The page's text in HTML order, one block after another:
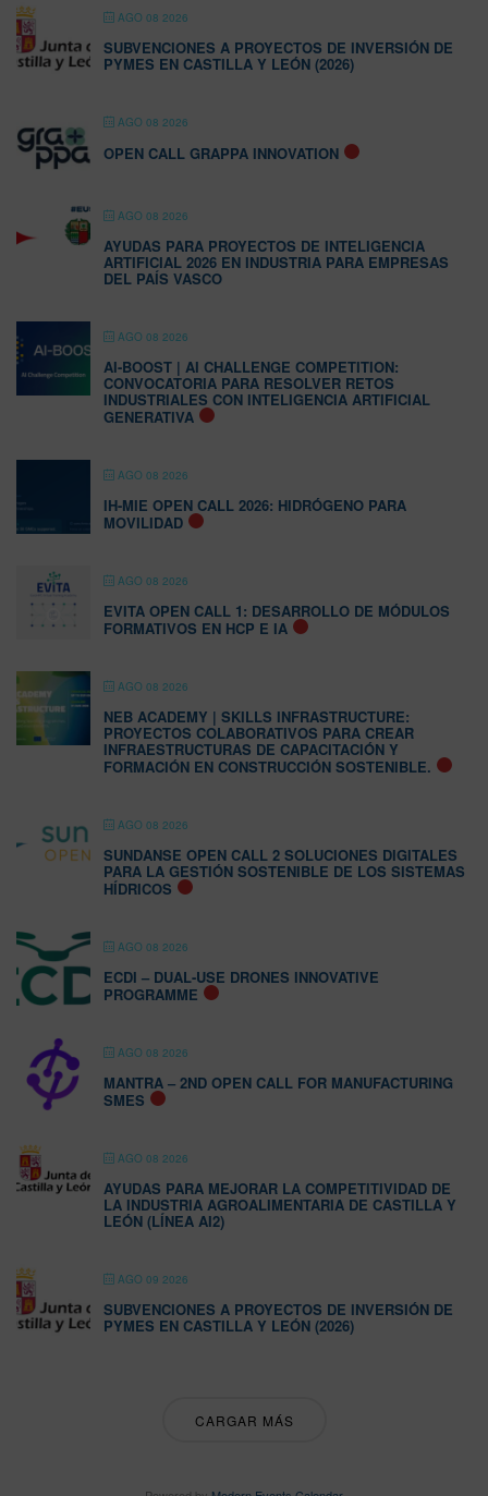
AGO 08 2026
SUBVENCIONES A PROYECTOS DE INVERSIÓN DE
PYMES EN CASTILLA Y LEÓN (2026)
AGO 08 2026
OPEN CALL GRAPPA INNOVATION
AGO 08 2026
AYUDAS PARA PROYECTOS DE INTELIGENCIA
ARTIFICIAL 2026 EN INDUSTRIA PARA EMPRESAS
DEL PAÍS VASCO
AGO 08 2026
AI-BOOST | AI CHALLENGE COMPETITION:
CONVOCATORIA PARA RESOLVER RETOS
INDUSTRIALES CON INTELIGENCIA ARTIFICIAL
GENERATIVA
AGO 08 2026
IH-MIE OPEN CALL 2026: HIDRÓGENO PARA
MOVILIDAD
AGO 08 2026
EVITA OPEN CALL 1: DESARROLLO DE MÓDULOS
FORMATIVOS EN HCP E IA
AGO 08 2026
NEB ACADEMY | SKILLS INFRASTRUCTURE:
PROYECTOS COLABORATIVOS PARA CREAR
INFRAESTRUCTURAS DE CAPACITACIÓN Y
FORMACIÓN EN CONSTRUCCIÓN SOSTENIBLE.
AGO 08 2026
SUNDANSE OPEN CALL 2 SOLUCIONES DIGITALES
PARA LA GESTIÓN SOSTENIBLE DE LOS SISTEMAS
HÍDRICOS
AGO 08 2026
ECDI – DUAL-USE DRONES INNOVATIVE
PROGRAMME
AGO 08 2026
MANTRA – 2ND OPEN CALL FOR MANUFACTURING
SMES
AGO 08 2026
AYUDAS PARA MEJORAR LA COMPETITIVIDAD DE
LA INDUSTRIA AGROALIMENTARIA DE CASTILLA Y
LEÓN (LÍNEA AI2)
AGO 09 2026
SUBVENCIONES A PROYECTOS DE INVERSIÓN DE
PYMES EN CASTILLA Y LEÓN (2026)
CARGAR MÁS